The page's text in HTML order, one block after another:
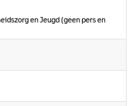
en Jeugd (geen pers en